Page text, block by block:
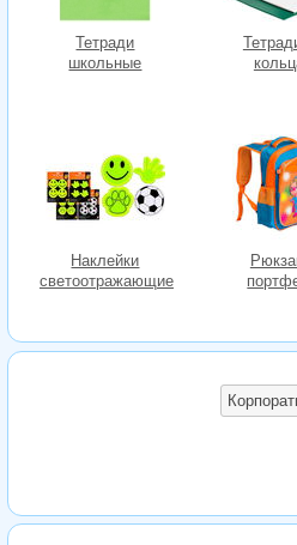
Тетради
школьные
Наклейки
светоотражающие